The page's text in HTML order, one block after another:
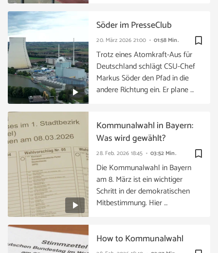
bookmark_border
20. März 2026 21:00 01:58 Min.
Söder im PresseClub
Trotz eines Atomkraft-Aus für
Deutschland schlägt CSU-Chef
Markus Söder den Pfad in die
andere Richtung ein. Er plane …
bookmark_border
28. Feb. 2026 18:45 03:52 Min.
Kommunalwahl in Bayern:
Was wird gewählt?
Die Kommunalwahl in Bayern
am 8. März ist ein wichtiger
Schritt in der demokratischen
Mitbestimmung. Hier …
How to Kommunalwahl